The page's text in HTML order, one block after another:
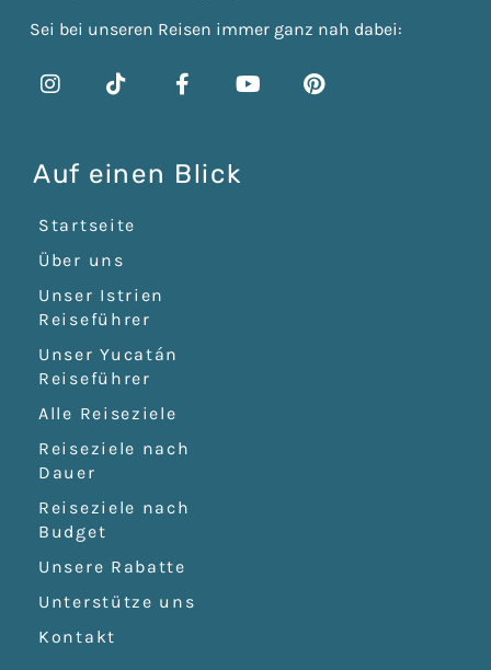
Sei bei unseren Reisen immer ganz nah dabei:
Auf einen Blick
Startseite
Über uns
Unser Istrien
Reiseführer
Unser Yucatán
Reiseführer
Alle Reiseziele
Reiseziele nach
Dauer
Reiseziele nach
Budget
Unsere Rabatte
Unterstütze uns
Kontakt